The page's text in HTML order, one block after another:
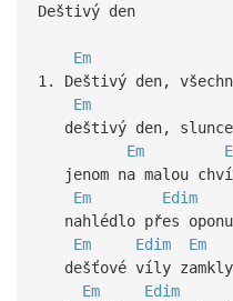
Deštivý den
Em
1. Deštivý den,
Em
deštivý den, slunce
Em
jenom na malou
Em
Edim
nahlédlo přes oponu
Em
Edim Em
dešťové víly zamkly
Em
Edim